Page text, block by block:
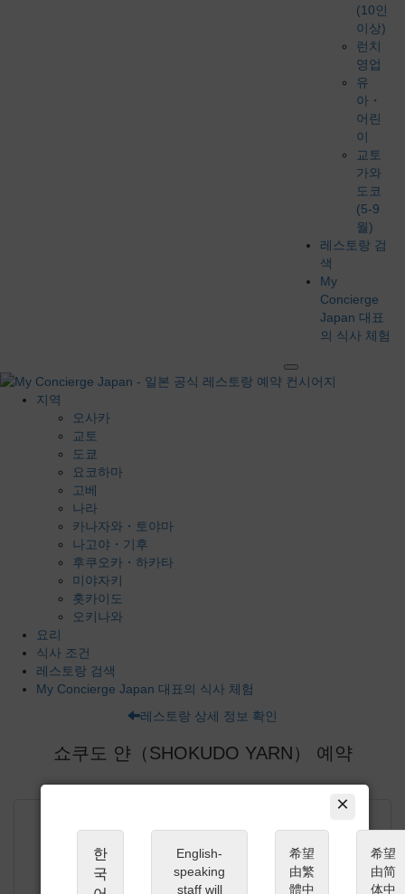
(10인
이상)
런치
영업
유
아・
어린
이
교토
가와
도코
(5-9
월)
레스토랑 검
색
My
Concierge
Japan 대표
의 식사 체험
지역
오사카
교토
도쿄
요코하마
고베
나라
카나자와・토야마
나고야・기후
후쿠오카・하카타
미야자키
홋카이도
오키나와
요리
식사 조건
레스토랑 검색
My Concierge Japan 대표의 식사 체험
레스토랑 상세 정보 확인
×
한
국
English-
speaking
staff will
希望
由繁
體中
希望
由简
体中
쇼쿠도 얀（SHOKUDO YARN） 예약
쇼쿠도 얀（SHOKUDO YARN） 에서
드리는 부탁말씀